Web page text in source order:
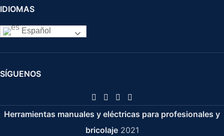
IDIOMAS
Español
SÍGUENOS
Herramientas manuales y eléctricas para profesionales y
bricolaje 2021